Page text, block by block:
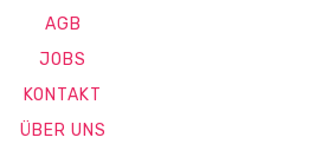
AGB
JOBS
KONTAKT
ÜBER UNS